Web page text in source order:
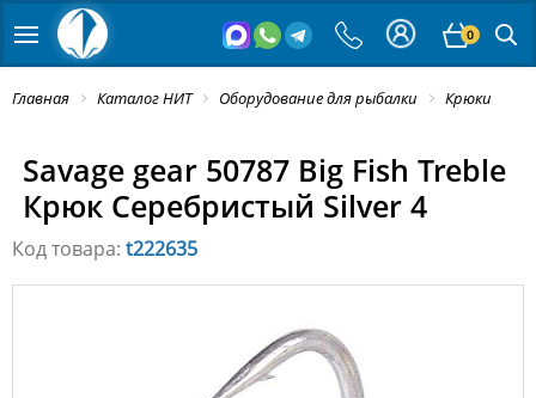
0
Главная Каталог НИТ Оборудование для рыбалки Крюки
Savage gear 50787 Big Fish Treble
Крюк Серебристый Silver 4
Код товара: t222635